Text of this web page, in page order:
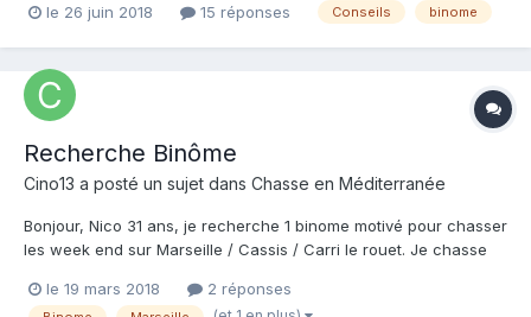
le 26 juin 2018 15 réponses Conseils binome
Recherche Binôme
Cino13 a posté un sujet dans Chasse en Méditerranée
Bonjour, Nico 31 ans, je recherche 1 binome motivé pour chasser
les week end sur Marseille / Cassis / Carri le rouet. Je chasse
le 19 mars 2018
2 réponses